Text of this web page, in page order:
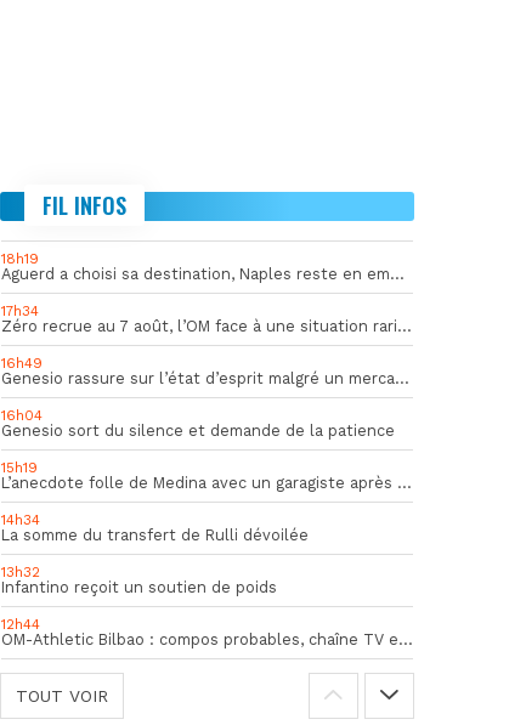
FIL INFOS
18h19
Aguerd a choisi sa destination, Naples reste en embuscade
17h34
Zéro recrue au 7 août, l’OM face à une situation rarissime en Europe
16h49
Genesio rassure sur l’état d’esprit malgré un mercato inquiétant
16h04
Genesio sort du silence et demande de la patience
15h19
L’anecdote folle de Medina avec un garagiste après le Mondial
14h34
La somme du transfert de Rulli dévoilée
13h32
Infantino reçoit un soutien de poids
12h44
OM-Athletic Bilbao : compos probables, chaîne TV et heure du match
TOUT VOIR